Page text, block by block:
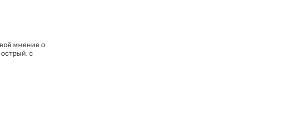
мнение о
с